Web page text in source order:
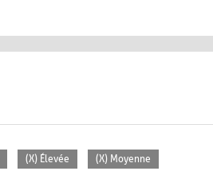
(X) Élevée (X) Moyenne